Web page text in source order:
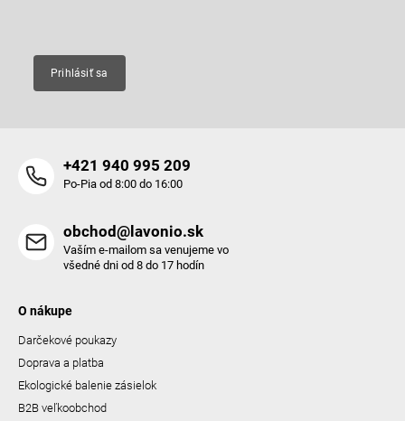
Prihlásiť sa
+421 940 995 209
Po-Pia od 8:00 do 16:00
obchod@lavonio.sk
Vaším e-mailom sa venujeme vo
všedné dni od 8 do 17 hodín
O nákupe
Darčekové poukazy
Doprava a platba
Ekologické balenie zásielok
B2B veľkoobchod